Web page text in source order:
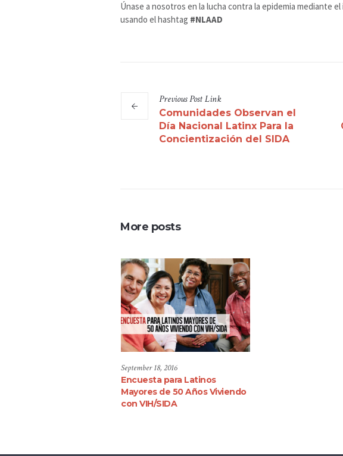
Únase a nosotros en la lucha contra la epidemia mediante
usando el hashtag #NLAAD
PreviousPostLink
Comunidades Observan el
Día Nacional Latinx Para la
Concientización del SIDA
More posts
September 18, 2016
Encuesta para Latinos
Mayores de 50 Años Viviendo
con VIH/SIDA